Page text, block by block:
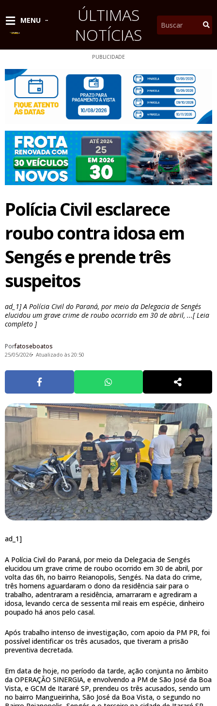
conteúdo
MENU
ÚLTIMAS
NOTÍCIAS
Pesquisar
PUBLICIDADE
Polícia Civil esclarece
roubo contra idosa em
Sengés e prende três
suspeitos
ad_1] A Polícia Civil do Paraná, por meio da Delegacia de Sengés
elucidou um grave crime de roubo ocorrido em 30 de abril, ...[ Leia
completo ]
Porfatoseboatos
25/05/2026 Atualizado às 20:50
ad_1]
A Polícia Civil do Paraná, por meio da Delegacia de Sengés
elucidou um grave crime de roubo ocorrido em 30 de abril, por
volta das 6h, no bairro Reianopolis, Sengés. Na data do crime,
três homens aguardaram o dono da residência sair para o
trabalho, adentraram a residência, amarraram e agrediram a
idosa, levando cerca de sessenta mil reais em espécie, dinheiro
poupado há anos pelo casal.
Após trabalho intenso de investigação, com apoio da PM PR, foi
possível identificar os três acusados, que tiveram a prisão
preventiva decretada.
Em data de hoje, no período da tarde, ação conjunta no âmbito
da OPERAÇÃO SINERGIA, e envolvendo a PM de São José da Boa
Vista, e GCM de Itararé SP, prendeu os três acusados, sendo um
no bairro Mangueirinha, São José da Boa Vista, o segundo no